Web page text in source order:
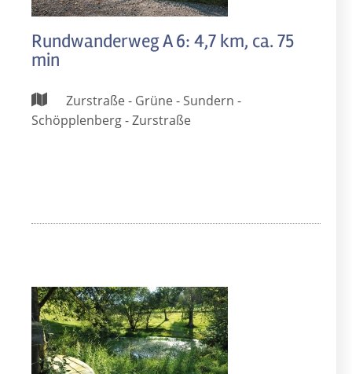
Rundwanderweg A 6: 4,7 km, ca. 75
min
Zurstraße - Grüne - Sundern -
Schöpplenberg - Zurstraße